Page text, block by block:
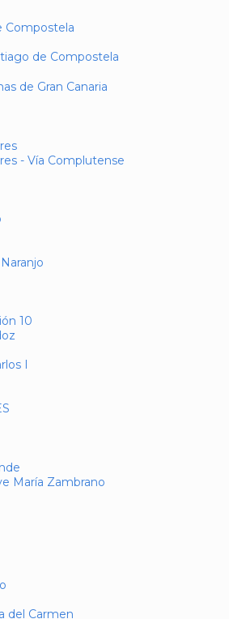
Compostela
de Compostela
de Gran Canaria
- Vía Complutense
10
I
María Zambrano
del Carmen